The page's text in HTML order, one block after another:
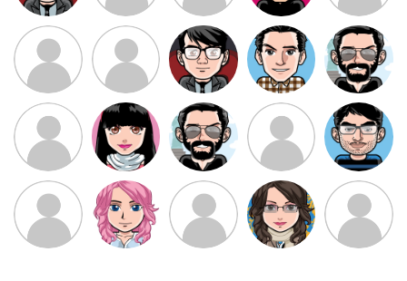
ممدرضا رضا کاظمی زهرا ~ ابتین
سید محمد
موسوی
مهدی فرهمند مهدی سلطانی داود رضیی
طرفدار میلی
بابی براون
کیوان کیانی
سامان راحمی امیردلتا امیروو ملیکا منتظری عارفه داستانپور